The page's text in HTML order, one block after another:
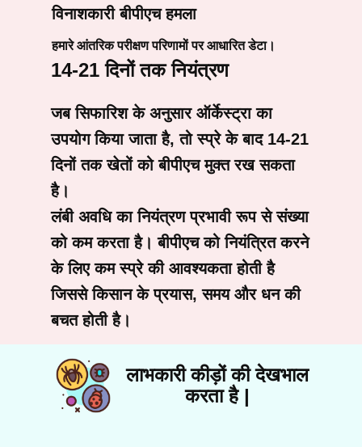
विनाशकारी बीपीएच हमला
हमारे आंतरिक परीक्षण परिणामों पर आधारित डेटा।
14-21 दिनों तक नियंत्रण
जब सिफारिश के अनुसार ऑर्केस्ट्रा का
उपयोग किया जाता है, तो स्प्रे के बाद 14-21
दिनों तक खेतों को बीपीएच मुक्त रख सकता
है।
लंबी अवधि का नियंत्रण प्रभावी रूप से संख्या
को कम करता है। बीपीएच को नियंत्रित करने
के लिए कम स्प्रे की आवश्यकता होती है
जिससे किसान के प्रयास, समय और धन की
बचत होती है।
लाभकारी कीड़ों की देखभाल
करता है |